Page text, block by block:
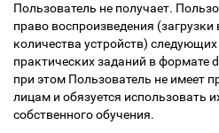
Пользователь не получает.
право воспроизведения
количества устройств)
практических заданий в формате
при этом Пользователь не имеет
лицам и обязуется использовать
собственного обучения.